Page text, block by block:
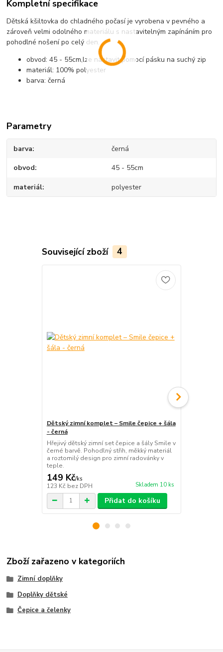
Kompletní specifikace
Dětská kšiltovka do chladného počasí je vyrobena v pevného a
zároveň velmi odolného materiálu s nastavitelným zapínáním pro
pohodlné nošení po celý den.
obvod: 45 - 55cm,lze nastavit pomocí pásku na suchý zip
materiál: 100% polyester
barva: černá
Parametry
barva černá
obvod 45 - 55cm
materiál polyester
Související zboží 4
Dětský zimní komplet – Smile čepice + šála
- černá
Hřejivý dětský zimní set čepice a šály Smile v
černé barvě. Pohodlný střih, měkký materiál
a roztomilý design pro zimní radovánky v
teple.
149 Kč/ks
123 Kč bez DPH Skladem 10 ks
Přidat do košíku
Zboží zařazeno v kategoriích
Zimní doplňky
Doplňky dětské
Čepice a čelenky